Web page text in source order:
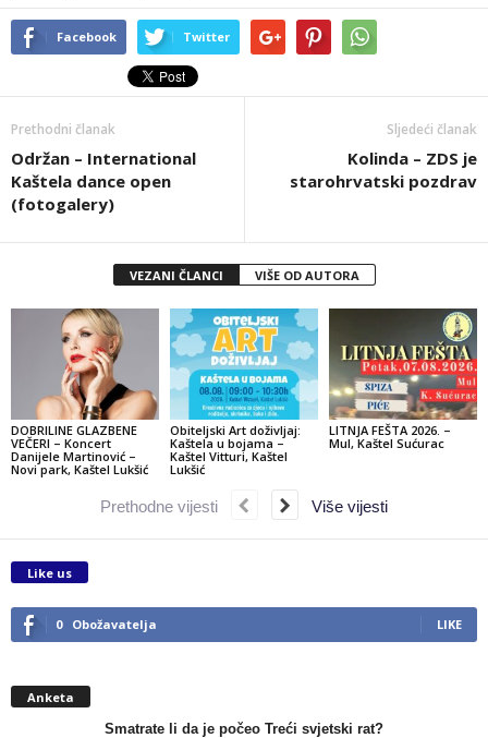
Facebook Twitter
Prethodni članak
Održan – International
Kaštela dance open
(fotogalery)
Sljedeći članak
Kolinda – ZDS je
starohrvatski pozdrav
VEZANI ČLANCI VIŠE OD AUTORA
DOBRILINE GLAZBENE
VEČERI – Koncert
Danijele Martinović –
Novi park, Kaštel Lukšić
Obiteljski Art doživljaj:
Kaštela u bojama –
Kaštel Vitturi, Kaštel
Lukšić
LITNJA FEŠTA 2026. –
Mul, Kaštel Sućurac
Prethodne vijesti Više vijesti
Like us
0 Obožavatelja LIKE
Anketa
Smatrate li da je počeo Treći svjetski rat?